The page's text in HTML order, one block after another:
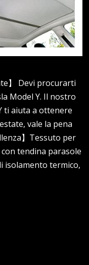
】 Devi procurarti
Model Y. Il nostro
ti aiuta a ottenere
vale la pena
】Tessuto per
tendina parasole
isolamento termico,